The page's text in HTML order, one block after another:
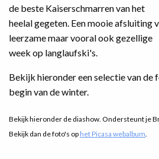
de beste Kaiserschmarren van het
heelal gegeten. Een mooie afsluiting
leerzame maar vooral ook gezellige
week op langlaufski's.
Bekijk hieronder een selectie van de
begin van de winter.
Bekijk hieronder de diashow. Ondersteunt je
Bekijk dan de foto's op het Picasa webalbum.